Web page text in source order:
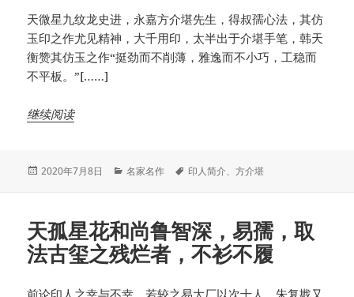
天微星九纹龙史进，永嘉方介堪先生，得叔孺心法，其仿
玉印之作尤见精神，大千用印，太半出于介堪手笔，韩天
衡赞其仿玉之作“挺劲而不削薄，雅逸而不小巧，工稳而
不平板。”[……]
继续阅读
发
2020年7月8日
分
名家名作
标
印人简介、方介堪
天孤星花和尚鲁智深，易孺，取
法古玺之残烂者，不衫不履